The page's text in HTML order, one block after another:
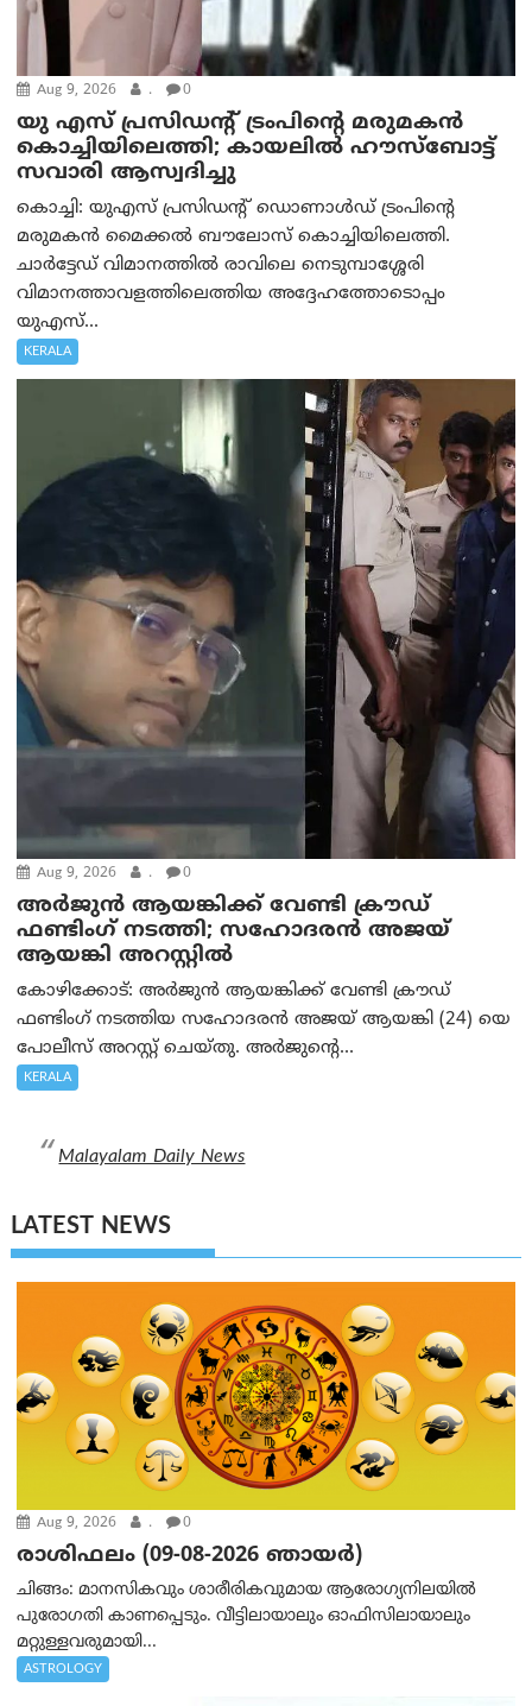
Aug 9, 2026 . 0
യു എസ് പ്രസിഡന്റ് ട്രംപിന്റെ മരുമകൻ
കൊച്ചിയിലെത്തി; കായലിൽ ഹൗസ്ബോട്ട്
സവാരി ആസ്വദിച്ചു
കൊച്ചി: യുഎസ് പ്രസിഡന്റ് ഡൊണാൾഡ് ട്രംപിന്റെ
മരുമകൻ മൈക്കൽ ബൗലോസ് കൊച്ചിയിലെത്തി.
ചാർട്ടേഡ് വിമാനത്തിൽ രാവിലെ നെടുമ്പാശ്ശേരി
വിമാനത്താവളത്തിലെത്തിയ അദ്ദേഹത്തോടൊപ്പം
യുഎസ്...
KERALA
Aug 9, 2026 . 0
അർജുൻ ആയങ്കിക്ക് വേണ്ടി ക്രൗഡ്
ഫണ്ടിംഗ് നടത്തി; സഹോദരന്‍ അജയ്
ആയങ്കി അറസ്റ്റിൽ
കോഴിക്കോട്: അർജുൻ ആയങ്കിക്ക് വേണ്ടി ക്രൗഡ്
ഫണ്ടിംഗ് നടത്തിയ സഹോദരന്‍ അജയ് ആയങ്കി (24) യെ
പോലീസ് അറസ്റ്റ് ചെയ്തു. അർജുന്റെ...
KERALA
Malayalam Daily News
LATEST NEWS
Aug 9, 2026 . 0
രാശിഫലം (09-08-2026 ഞായര്‍)
ചിങ്ങം: മാനസികവും ശാരീരികവുമായ ആരോഗ്യനിലയിൽ
പുരോഗതി കാണപ്പെടും. വീട്ടിലായാലും ഓഫിസിലായാലും
മറ്റുള്ളവരുമായി...
ASTROLOGY